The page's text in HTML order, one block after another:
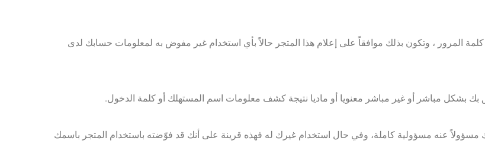
المرور ، وتكون بذلك موافقاً على إعلام هذا المتجر حالاً بأي استخدام غير مفوض به لمعلومات حسابك لدى
مسؤولاً عنه مسؤولية كاملة، وفي حال استخدام غيرك له فهذه قرينة على أنك قد فوّضته باستخدام المتجر باسمك